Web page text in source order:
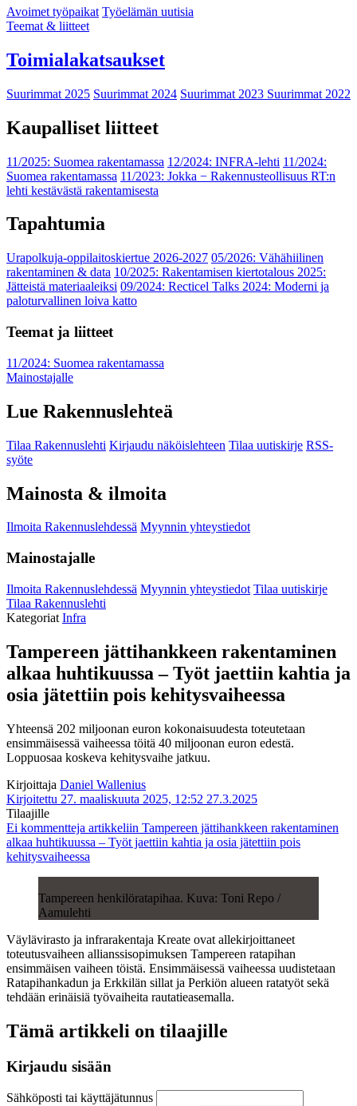
Avoimet työpaikat Työelämän uutisia
Teemat & liitteet
Toimialakatsaukset
Suurimmat 2025 Suurimmat 2024 Suurimmat 2023 Suurimmat 2022
Kaupalliset liitteet
11/2025: Suomea rakentamassa 12/2024: INFRA-lehti 11/2024:
Suomea rakentamassa 11/2023: Jokka − Rakennusteollisuus RT:n
lehti kestävästä rakentamisesta
Tapahtumia
Urapolkuja-oppilaitoskiertue 2026-2027 05/2026: Vähähiilinen
rakentaminen & data 10/2025: Rakentamisen kiertotalous 2025:
Jätteistä materiaaleiksi 09/2024: Recticel Talks 2024: Moderni ja
paloturvallinen loiva katto
Teemat ja liitteet
11/2024: Suomea rakentamassa
Mainostajalle
Lue Rakennuslehteä
Tilaa Rakennuslehti Kirjaudu näköislehteen Tilaa uutiskirje RSS-
syöte
Mainosta & ilmoita
Ilmoita Rakennuslehdessä Myynnin yhteystiedot
Mainostajalle
Ilmoita Rakennuslehdessä Myynnin yhteystiedot Tilaa uutiskirje
Tilaa Rakennuslehti
Kategoriat Infra
Tampereen jättihankkeen rakentaminen
alkaa huhtikuussa – Työt jaettiin kahtia ja
osia jätettiin pois kehitysvaiheessa
Yhteensä 202 miljoonan euron kokonaisuudesta toteutetaan
ensimmäisessä vaiheessa töitä 40 miljoonan euron edestä.
Loppuosaa koskeva kehitysvaihe jatkuu.
Kirjoittaja Daniel Wallenius
Kirjoitettu 27. maaliskuuta 2025, 12:52 27.3.2025
Tilaajille
Ei kommentteja artikkeliin Tampereen jättihankkeen rakentaminen
alkaa huhtikuussa – Työt jaettiin kahtia ja osia jätettiin pois
kehitysvaiheessa
Tampereen henkilöratapihaa. Kuva: Toni Repo /
Aamulehti
Väylävirasto ja infrarakentaja Kreate ovat allekirjoittaneet
toteutusvaiheen allianssisopimuksen Tampereen ratapihan
ensimmäisen vaiheen töistä. Ensimmäisessä vaiheessa uudistetaan
Ratapihankadun ja Erkkilän sillat ja Perkiön alueen ratatyöt sekä
tehdään erinäisiä työvaiheita rautatieasemalla.
Tämä artikkeli on tilaajille
Kirjaudu sisään
Sähköposti tai käyttäjätunnus